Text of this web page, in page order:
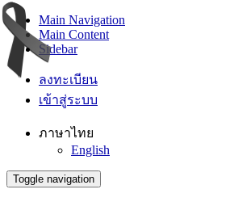
Main Navigation
Main Content
Sidebar
ลงทะเบียน
เข้าสู่ระบบ
ภาษาไทย
English
Toggle navigation